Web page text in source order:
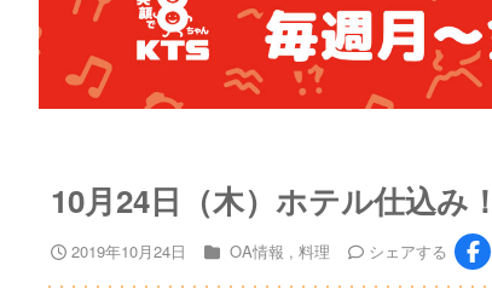
10月24日（木）ホテル仕込み
2019年10月24日 OA情報 料理 シェアする